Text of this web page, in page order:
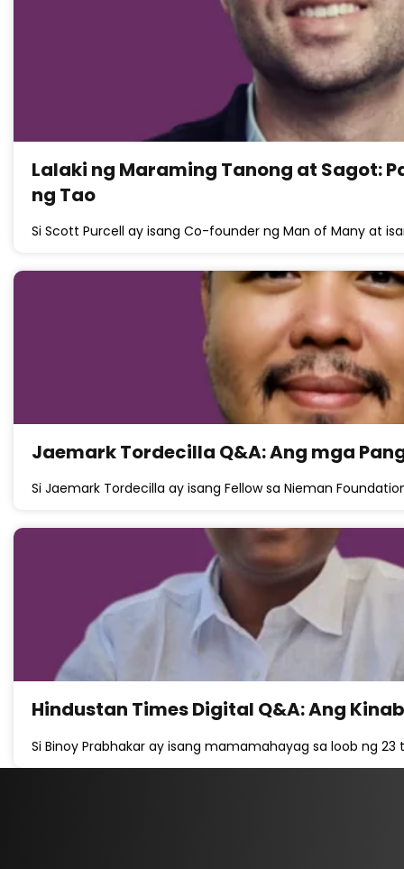
Lalaki ng Maraming Tanong at Sagot:
ng Tao
Si Scott Purcell ay isang Co-founder ng Man of Many at
Jaemark Tordecilla Q&A: Ang mga
Si Jaemark Tordecilla ay isang Fellow sa Nieman
Hindustan Times Digital Q&A: Ang
Si Binoy Prabhakar ay isang mamamahayag sa loob ng